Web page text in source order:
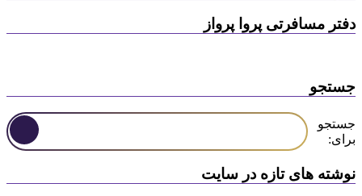
دفتر مسافرتی پروا پرواز
جستجو
جستجو
برای:
نوشته های تازه در سایت